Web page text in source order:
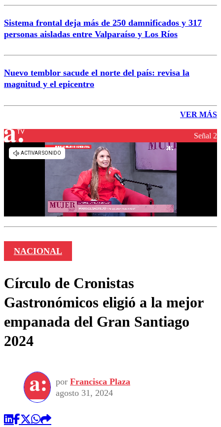
Sistema frontal deja más de 250 damnificados y 317
personas aisladas entre Valparaíso y Los Ríos
Nuevo temblor sacude el norte del país: revisa la
magnitud y el epicentro
VER MÁS
Señal 2
NACIONAL
Círculo de Cronistas
Gastronómicos eligió a la mejor
empanada del Gran Santiago
2024
por Francisca Plaza
agosto 31, 2024